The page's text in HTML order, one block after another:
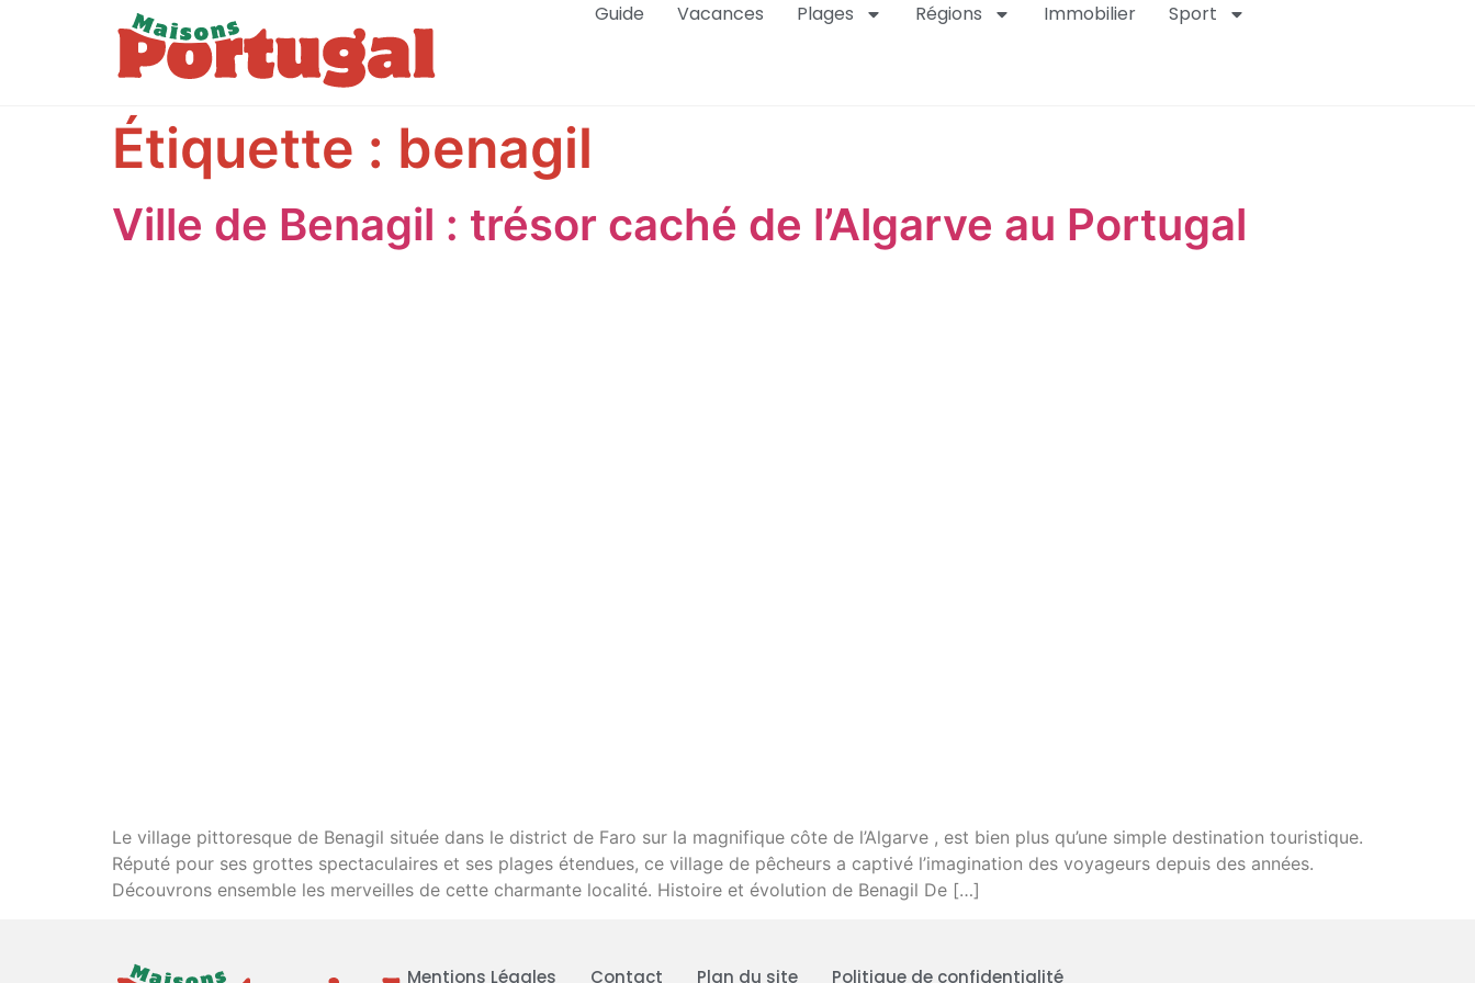
Guide Vacances Plages Régions Immobilier Sport
Étiquette : benagil
Ville de Benagil : trésor caché de l’Algarve au Portugal
Le village pittoresque de Benagil située dans le district de Faro sur la magnifique côte de l’Algarve , est bien plus qu’une simple destination touristique.
Réputé pour ses grottes spectaculaires et ses plages étendues, ce village de pêcheurs a captivé l’imagination des voyageurs depuis des années.
Découvrons ensemble les merveilles de cette charmante localité. Histoire et évolution de Benagil De […]
Mentions Légales Contact Plan du site Politique de confidentialité